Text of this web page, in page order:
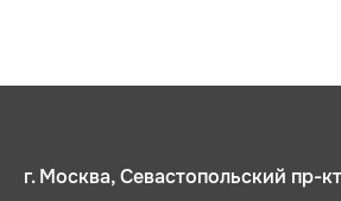
г. Москва, Севастопольский пр-